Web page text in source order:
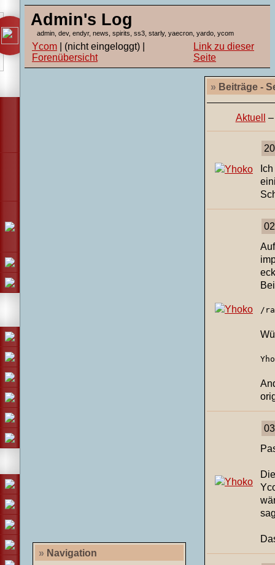
Admin's Log
admin, dev, endyr, news, spirits, ss3, starly, yaecron, yardo, ycom
Ycom | (nicht eingeloggt) |
Forenübersicht
Link zu dieser
Seite
» Navigation
» Beiträge -
Aktuell
/